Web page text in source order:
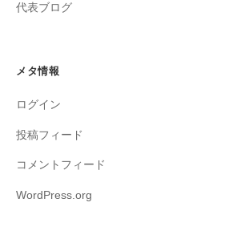
代表ブログ
メタ情報
ログイン
投稿フィード
コメントフィード
WordPress.org